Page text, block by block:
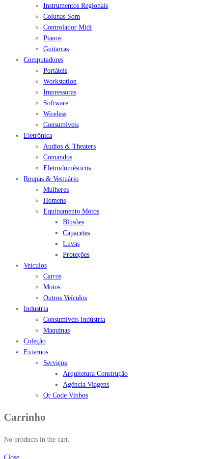
Instrumentos Regionais
Colunas Som
Controlador Midi
Pianos
Guitarras
Computadores
Portáteis
Workstation
Impressoras
Software
Wireless
Consumíveis
Eletrônica
Audios & Theaters
Comandos
Eletrodomésticos
Roupas & Vestuário
Mulheres
Homens
Equipamento Motos
Blusões
Capacetes
Luvas
Proteções
Veículos
Carros
Motos
Outros Veículos
Industria
Consumíveis Indústria
Maquinas
Coleção
Externos
Serviços
Arquitetura Construção
Agência Viagens
Qr Code Vinhos
Carrinho
No products in the cart.
Close